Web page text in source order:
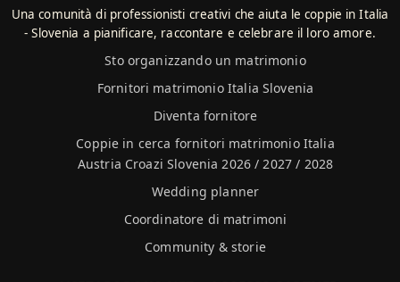
Una comunità di professionisti creativi che aiuta le coppie in Italia
- Slovenia a pianificare, raccontare e celebrare il loro amore.
Sto organizzando un matrimonio
Fornitori matrimonio Italia Slovenia
Diventa fornitore
Coppie in cerca fornitori matrimonio Italia
Austria Croazi Slovenia 2026 / 2027 / 2028
Wedding planner
Coordinatore di matrimoni
Community & storie